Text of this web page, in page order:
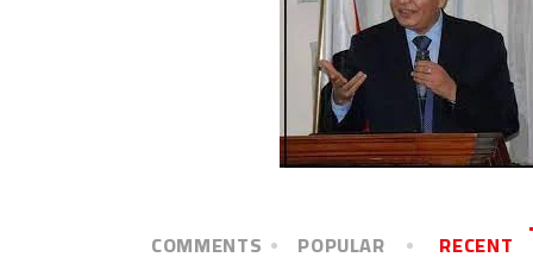
RECENT
POPULAR
COMMENTS